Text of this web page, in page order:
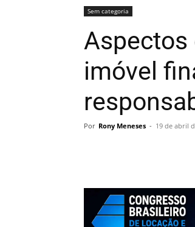
Sem categoria
Aspectos
imóvel
Por Rony Meneses - 19 de abril